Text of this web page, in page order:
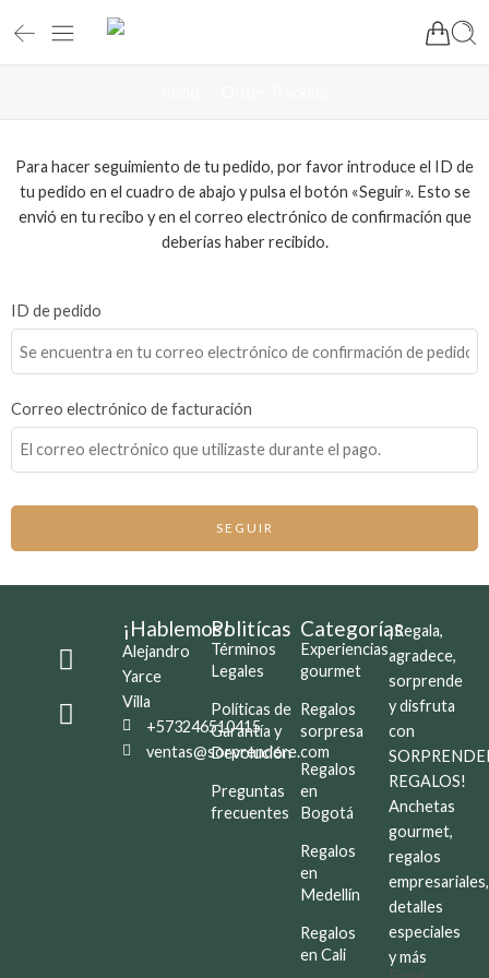
Para hacer seguimiento de tu pedido, por favor introduce el ID de
tu pedido en el cuadro de abajo y pulsa el botón «Seguir». Esto se
envió en tu recibo y en el correo electrónico de confirmación que
deberías haber recibido.
ID de pedido
Correo electrónico de facturación
SEGUIR
¡Hablemos!
Alejandro
Yarce
Villa
+573246510415
ventas@sorprendere.com
Politícas
Términos
Legales
Políticas de
Garantía y
Devolución
Preguntas
frecuentes
Categorías
Experiencias
gourmet
Regalos
sorpresa
Regalos
en
Bogotá
Regalos
en
Medellín
Regalos
en Cali
¡Regala,
agradece,
sorprende
y disfruta
con
REGALOS!
Anchetas
gourmet,
regalos
empresariales,
detalles
especiales
y más